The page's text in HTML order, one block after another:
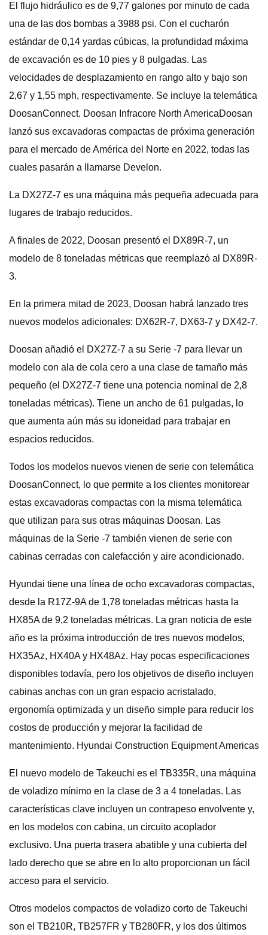
El flujo hidráulico es de 9,77 galones por minuto de cada
una de las dos bombas a 3988 psi. Con el cucharón
estándar de 0,14 yardas cúbicas, la profundidad máxima
de excavación es de 10 pies y 8 pulgadas. Las
velocidades de desplazamiento en rango alto y bajo son
2,67 y 1,55 mph, respectivamente. Se incluye la telemática
DoosanConnect. Doosan Infracore North AmericaDoosan
lanzó sus excavadoras compactas de próxima generación
para el mercado de América del Norte en 2022, todas las
cuales pasarán a llamarse Develon.
La DX27Z-7 es una máquina más pequeña adecuada para
lugares de trabajo reducidos.
A finales de 2022, Doosan presentó el DX89R-7, un
modelo de 8 toneladas métricas que reemplazó al DX89R-
3.
En la primera mitad de 2023, Doosan habrá lanzado tres
nuevos modelos adicionales: DX62R-7, DX63-7 y DX42-7.
Doosan añadió el DX27Z-7 a su Serie -7 para llevar un
modelo con ala de cola cero a una clase de tamaño más
pequeño (el DX27Z-7 tiene una potencia nominal de 2,8
toneladas métricas). Tiene un ancho de 61 pulgadas, lo
que aumenta aún más su idoneidad para trabajar en
espacios reducidos.
Todos los modelos nuevos vienen de serie con telemática
DoosanConnect, lo que permite a los clientes monitorear
estas excavadoras compactas con la misma telemática
que utilizan para sus otras máquinas Doosan. Las
máquinas de la Serie -7 también vienen de serie con
cabinas cerradas con calefacción y aire acondicionado.
Hyundai tiene una línea de ocho excavadoras compactas,
desde la R17Z-9A de 1,78 toneladas métricas hasta la
HX85A de 9,2 toneladas métricas. La gran noticia de este
año es la próxima introducción de tres nuevos modelos,
HX35Az, HX40A y HX48Az. Hay pocas especificaciones
disponibles todavía, pero los objetivos de diseño incluyen
cabinas anchas con un gran espacio acristalado,
ergonomía optimizada y un diseño simple para reducir los
costos de producción y mejorar la facilidad de
mantenimiento. Hyundai Construction Equipment Americas
El nuevo modelo de Takeuchi es el TB335R, una máquina
de voladizo mínimo en la clase de 3 a 4 toneladas. Las
características clave incluyen un contrapeso envolvente y,
en los modelos con cabina, un circuito acoplador
exclusivo. Una puerta trasera abatible y una cubierta del
lado derecho que se abre en lo alto proporcionan un fácil
acceso para el servicio.
Otros modelos compactos de voladizo corto de Takeuchi
son el TB210R, TB257FR y TB280FR, y los dos últimos